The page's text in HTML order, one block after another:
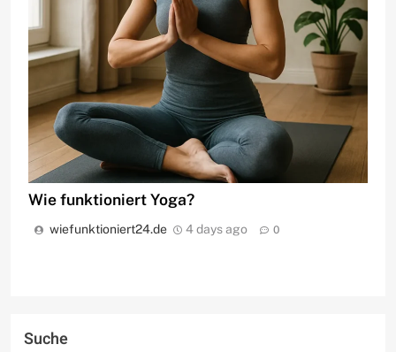
Wie funktioniert Yoga?
wiefunktioniert24.de 4 days ago 0
Suche